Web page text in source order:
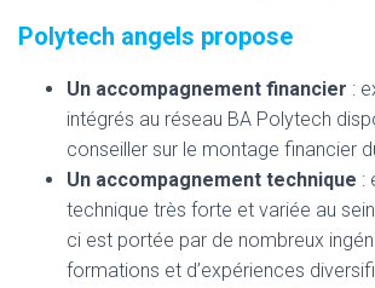
Polytech angels propose
Un accompagnement financier :
intégrés au réseau BA Polytech
conseiller sur le montage financier
Un accompagnement technique :
technique très forte et variée au
ci est portée par de nombreux
formations et d’expériences